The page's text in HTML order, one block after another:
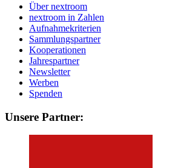
Über nextroom
nextroom in Zahlen
Aufnahmekriterien
Sammlungspartner
Kooperationen
Jahrespartner
Newsletter
Werben
Spenden
Unsere Partner: